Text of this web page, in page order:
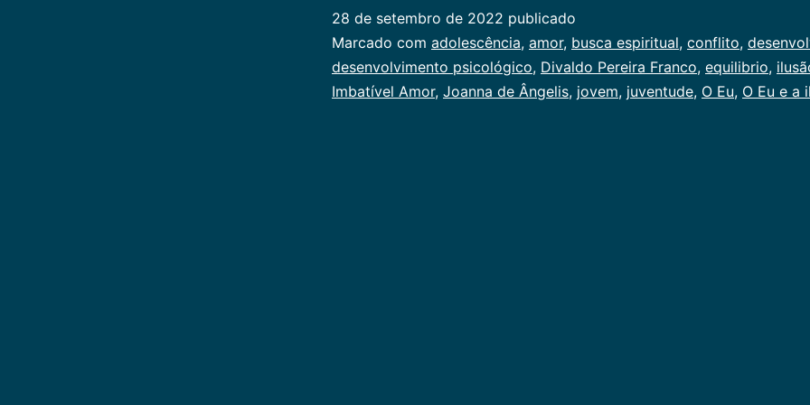
a
ilusão
28 de setembro de 2022 publicado
Categorizado
como
Juventude
Marcado com adolescência, amor, busca espiritu­al, conflito,
desenvolvi­mento psicológico, Divaldo Pereira Franco, equilibrio,
Imbatível Amor, Joanna de Ângelis, jovem, juventude, O Eu, O Eu e a